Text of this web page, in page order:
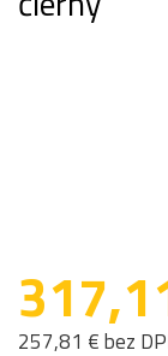
257,81 € bez